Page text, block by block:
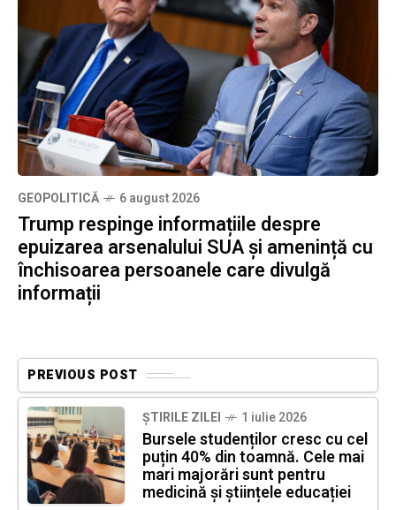
GEOPOLITICĂ 6 august 2026
Trump respinge informațiile despre
epuizarea arsenalului SUA și amenință cu
închisoarea persoanele care divulgă
informații
PREVIOUS POST
ȘTIRILE ZILEI 1 iulie 2026
Bursele studenților cresc cu cel
puțin 40% din toamnă. Cele mai
mari majorări sunt pentru
medicină și științele educației